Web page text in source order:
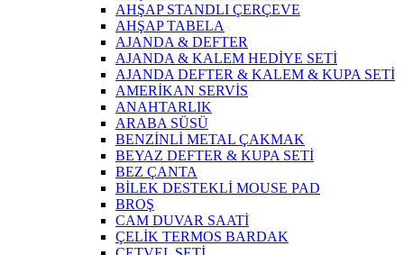
AHŞAP STANDLI ÇERÇEVE
AHŞAP TABELA
AJANDA & DEFTER
AJANDA & KALEM HEDİYE SETİ
AJANDA DEFTER & KALEM & KUPA SETİ
AMERİKAN SERVİS
ANAHTARLIK
ARABA SÜSÜ
BENZİNLİ METAL ÇAKMAK
BEYAZ DEFTER & KUPA SETİ
BEZ ÇANTA
BİLEK DESTEKLİ MOUSE PAD
BROŞ
CAM DUVAR SAATİ
ÇELİK TERMOS BARDAK